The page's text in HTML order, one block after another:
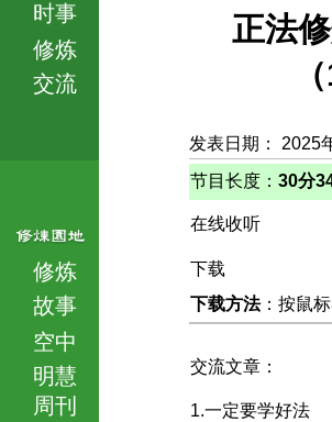
时事
修炼
交流
修炼
故事
空中
明慧
周刊
正法
发表日期： 2025
节目长度： 30分
在线收听
下载
下载方法：按鼠
交流文章：
1.一定要学好法